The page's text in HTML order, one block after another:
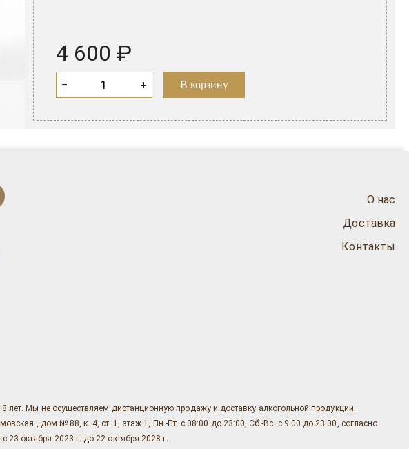
4 600 ₽
− + В корзину
О нас
Доставка
Контакты
Мы не осуществляем дистанционную продажу и доставку алкогольной продукции.
, дом № 88, к. 4, ст. 1, этаж 1, Пн.-Пт. с 08:00 до 23:00, Сб.-Вс. с 9:00 до 23:00, согласно
октября 2023 г. до 22 октября 2028 г.